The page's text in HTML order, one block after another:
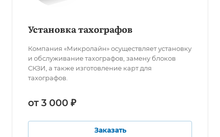
Установка тахографов
Компания «Микролайн» осуществляет установку
и обслуживание тахографов, замену блоков
СКЗИ, а также изготовление карт для
тахографов.
от 3 000 ₽
Заказать